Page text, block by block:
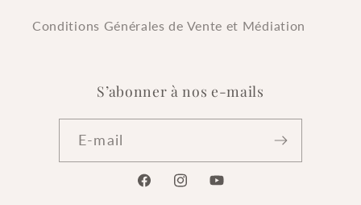
Conditions Générales de Vente et Médiation
S’abonner à nos e-mails
E-mail
FacebookInstagramYouTube